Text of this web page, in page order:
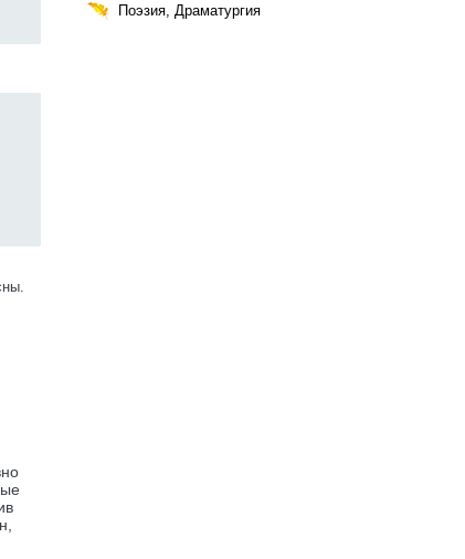
Поэзия, Драматургия